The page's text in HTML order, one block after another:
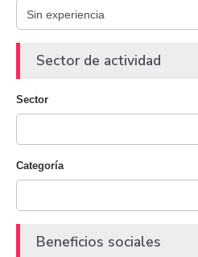
Sector de actividad
Sector
Categoría
Beneficios sociales